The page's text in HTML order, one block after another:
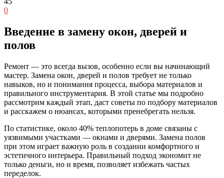
0
Введение в замену окон, дверей и
полов
Ремонт — это всегда вызов, особенно если вы начинающий
мастер. Замена окон, дверей и полов требует не только
навыков, но и понимания процесса, выбора материалов и
правильного инструментария. В этой статье мы подробно
рассмотрим каждый этап, даст советы по подбору материалов
и расскажем о нюансах, которыми пренебрегать нельзя.
По статистике, около 40% теплопотерь в доме связаны с
уязвимыми участками — окнами и дверями. Замена полов
при этом играет важную роль в создании комфортного и
эстетичного интерьера. Правильный подход экономит не
только деньги, но и время, позволяет избежать частых
переделок.